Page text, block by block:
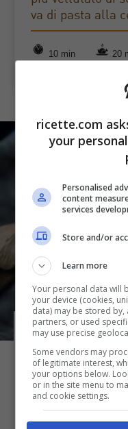
va di pasta alla
10 min 20
Con delle
risotto da 10 e
consolare
20 min 35
ricette.com
your
Personalised
content
services
Store and/or
Learn more
Your personal data will
your device (cookies,
data) may be stored by,
partners, or used
may use precise
Some vendors may
of legitimate interest,
your options below.
or in the site menu to
and cookie settings.